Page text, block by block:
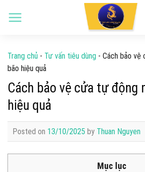
Trang chủ - Tư vấn tiêu dùng - Cách bảo vệ
bão hiệu quả
Cách bảo vệ cửa tự động
hiệu quả
Posted on 13/10/2025 by Thuan Nguyen
Mục lục